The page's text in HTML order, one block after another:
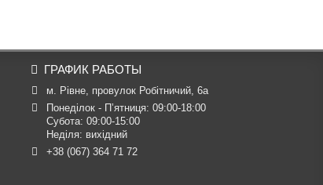
ГРАФИК РАБОТЫ
м. Рівне, провулок Робітничий, 6а
Понеділок - П’ятниця: 09:00-18:00
Субота: 09:00-15:00
Неділя: вихідний
+38 (067) 364 71 72